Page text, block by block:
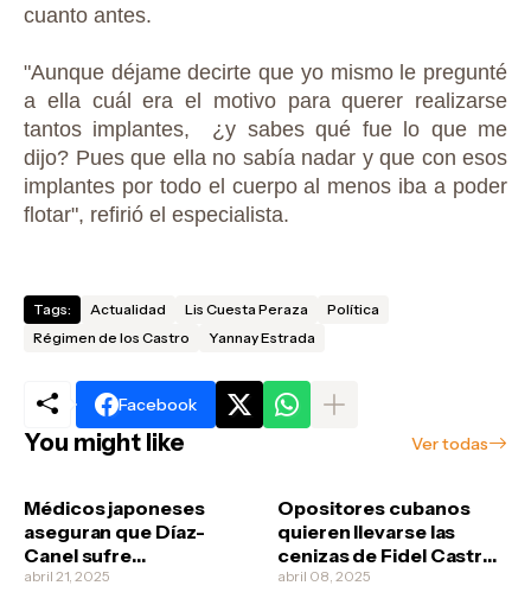
cuanto antes.
"Aunque déjame decirte que yo mismo le pregunté
a ella cuál era el motivo para querer realizarse
tantos implantes, ¿y sabes qué fue lo que me
dijo? Pues que ella no sabía nadar y que con esos
implantes por todo el cuerpo al menos iba a poder
flotar", refirió el especialista.
Tags: Actualidad Lis Cuesta Peraza
Política
Régimen de los Castro
Yannay Estrada
Facebook
You might like Ver todas
Médicos japoneses
aseguran que Díaz-
Canel sufre
esquizofrenia
abril 21, 2025
Opositores cubanos
quieren llevarse las
cenizas de Fidel Castro
no vaya a ser que los
abril 08, 2025